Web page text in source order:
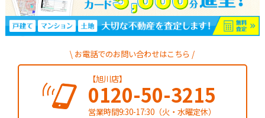
お電話でのお問い合わせはこちら
【旭川店】
0120-50-3215
営業時間9:30-17:30（火・水曜定休）